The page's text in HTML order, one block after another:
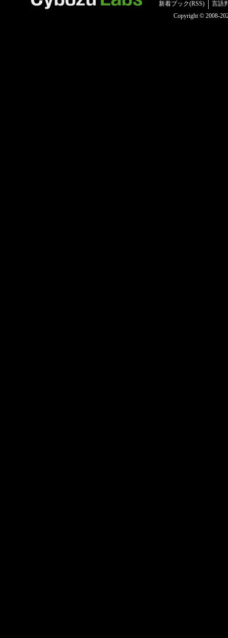
新着ブック(RSS)
言語
Copyright © 2008-